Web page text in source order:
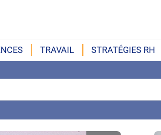
TRAVAIL STRATÉGIES RH